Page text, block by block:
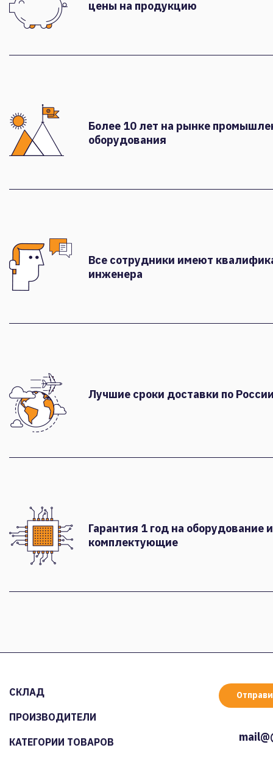
цены на продукцию
Более 10 лет на рынке
оборудования
Все сотрудники имеют
инженера
Лучшие сроки доставки по
Гарантия 1 год на оборудование и
комплектующие
СКЛАД
ПРОИЗВОДИТЕЛИ
КАТЕГОРИИ ТОВАРОВ